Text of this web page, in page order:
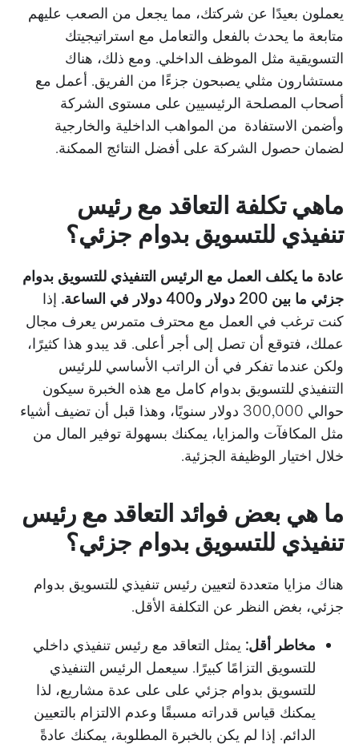
يعملون بعيدًا عن شركتك، مما يجعل من الصعب عليهم
متابعة ما يحدث بالفعل والتعامل مع استراتيجيتك
التسويقية مثل الموظف الداخلي. ومع ذلك، هناك
مستشارون مثلي يصبحون جزءًا من الفريق. أعمل مع
أصحاب المصلحة الرئيسيين على مستوى الشركة
وأضمن الاستفادة من المواهب الداخلية والخارجية
لضمان حصول الشركة على أفضل النتائج الممكنة.
ماهي تكلفة التعاقد مع رئيس
تنفيذي للتسويق بدوام جزئي؟
عادة ما يكلف العمل مع الرئيس التنفيذي للتسويق بدوام
جزئي ما بين 200 دولار و400 دولار في الساعة.
إذا
كنت ترغب في العمل مع محترف متمرس يعرف مجال
عملك، فتوقع أن تصل إلى أجر أعلى. قد يبدو هذا كثيرًا،
ولكن عندما تفكر في أن الراتب الأساسي للرئيس
التنفيذي للتسويق بدوام كامل مع هذه الخبرة سيكون
حوالي 300,000 دولار سنويًا، وهذا قبل أن تضيف أشياء
مثل المكافآت والمزايا، يمكنك بسهولة توفير المال من
خلال اختيار الوظيفة الجزئية.
ما هي بعض فوائد التعاقد مع رئيس
تنفيذي للتسويق بدوام جزئي؟
هناك مزايا متعددة لتعيين رئيس تنفيذي للتسويق بدوام
جزئي، بغض النظر عن التكلفة الأقل.
مخاطر أقل: يمثل التعاقد مع رئيس تنفيذي داخلي
للتسويق التزامًا كبيرًا. سيعمل الرئيس التنفيذي
للتسويق بدوام جزئي على على عدة مشاريع، لذا
يمكنك قياس قدراته مسبقًا وعدم الالتزام بالتعيين
الدائم. إذا لم يكن بالخبرة المطلوبة، يمكنك عادةً